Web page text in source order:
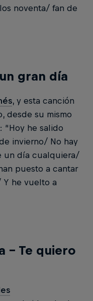
noventa/ fan de
gran día
, y esta canción
desde su mismo
: “Hoy he salido
invierno/ No hay
un día cualquiera/
puesto a cantar
Y he vuelto a
– Te quiero